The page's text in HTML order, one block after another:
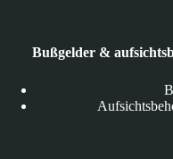
Bußgelder &